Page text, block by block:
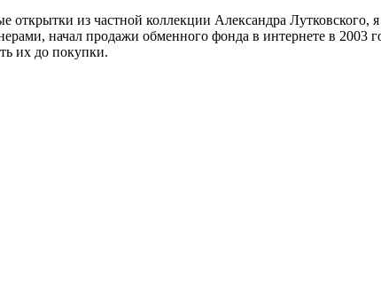
открытки из частной коллекции Александра Лутковского,
начал продажи обменного фонда в интернете в 2003
их до покупки.